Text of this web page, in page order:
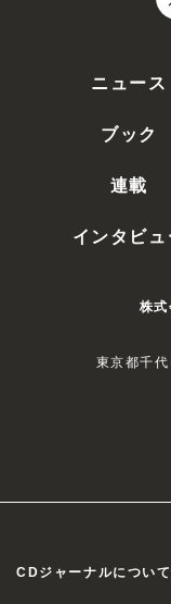
ニュース
ブック
連載
インタビ
株
東京都千
CDジャーナルについて